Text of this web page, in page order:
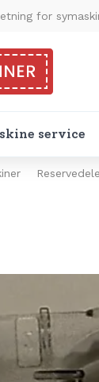
for
service